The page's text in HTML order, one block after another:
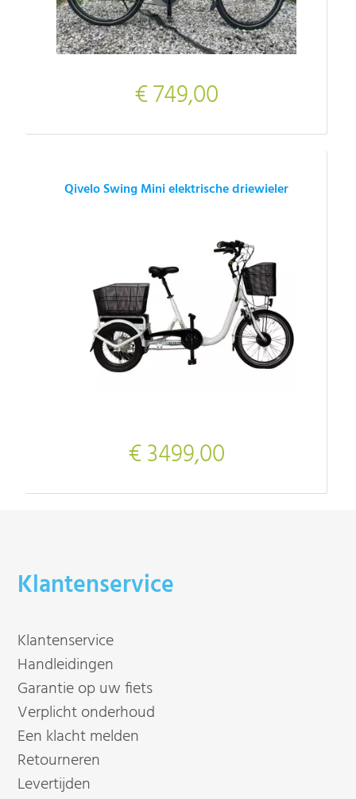
€ 749,00
Qivelo Swing Mini elektrische driewieler
€ 3499,00
Klantenservice
Klantenservice
Handleidingen
Garantie op uw fiets
Verplicht onderhoud
Een klacht melden
Retourneren
Levertijden